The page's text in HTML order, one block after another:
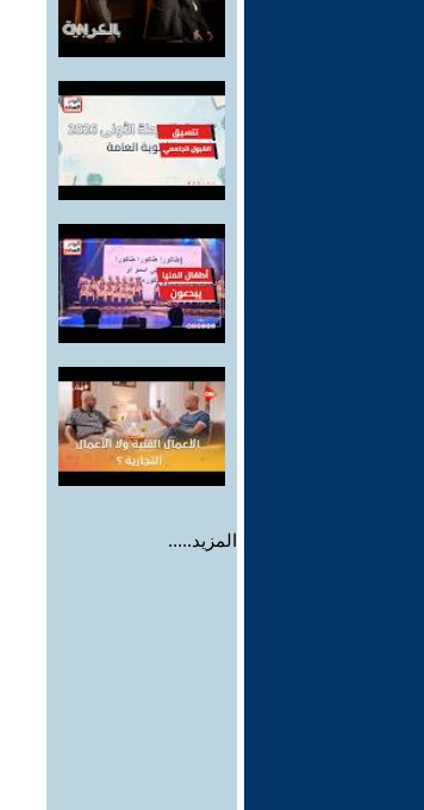
المزيد.....